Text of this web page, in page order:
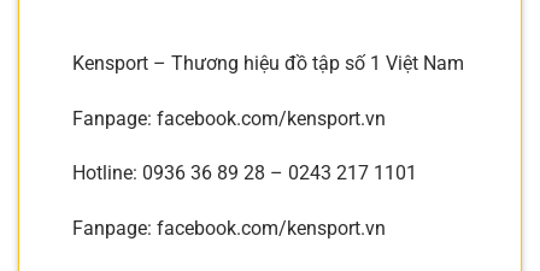
Kensport – Thương hiệu đồ tập số 1 Việt Nam
Fanpage: facebook.com/kensport.vn
Hotline: 0936 36 89 28 – 0243 217 1101
Fanpage: facebook.com/kensport.vn